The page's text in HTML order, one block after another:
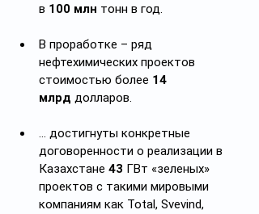
в 100 млн тонн в год.
В проработке – ряд
нефтехимических проектов
стоимостью более 14
млрд долларов.
… достигнуты конкретные
договоренности о реализации в
Казахстане 43 ГВт «зеленых»
проектов с такими мировыми
компаниям как Total, Svevind,